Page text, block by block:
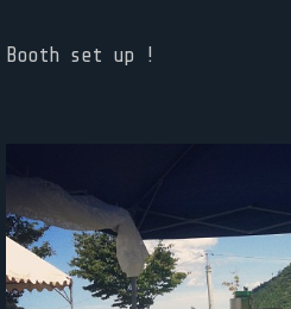
Booth set up !